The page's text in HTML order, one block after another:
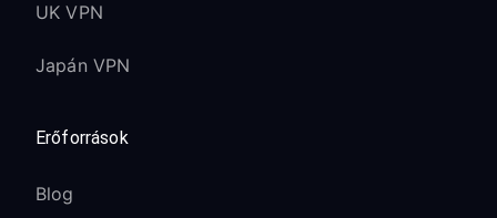
UK VPN
Japán VPN
Erőforrások
Blog